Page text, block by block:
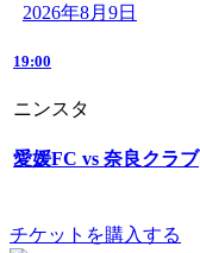
2026年8月9日
19:00
ニンスタ
愛媛FC vs 奈良クラブ
チケットを購入する